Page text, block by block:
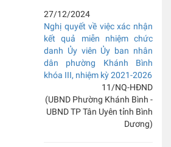
27/12/2024
Nghị quyết về việc xác nhận
kết quả miễn nhiệm chức
danh Ủy viên Ủy ban nhân
dân phường Khánh Bình
khóa III, nhiệm kỳ 2021-2026
11/NQ-HĐND
(UBND Phường Khánh Bình -
UBND TP Tân Uyên tỉnh Bình
Dương)